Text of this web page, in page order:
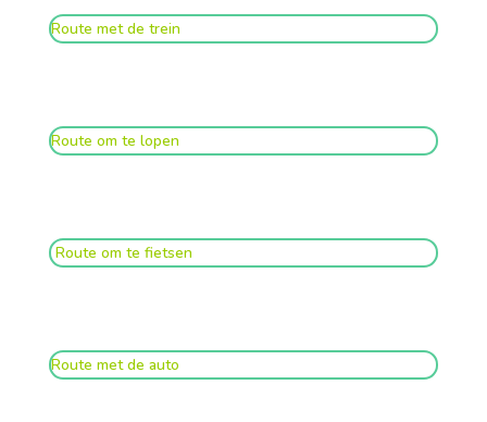
Route met de trein
Route om te lopen
Route om te fietsen
Route met de auto